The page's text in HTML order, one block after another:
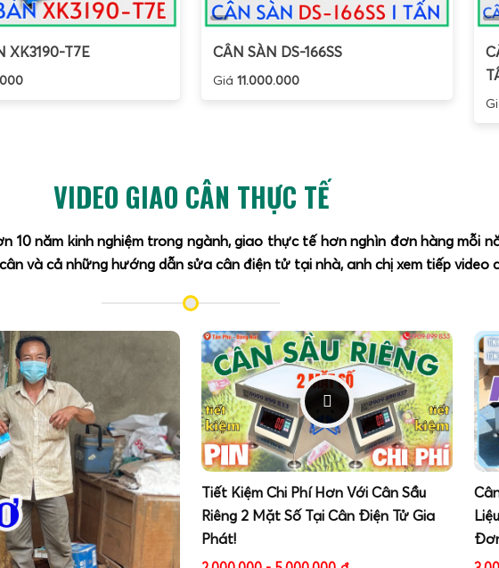
XK3190-T7E CÂN SÀN DS-166SS
Giá 11.000.000
VIDEO GIAO CÂN THỰC TẾ
10 năm kinh nghiệm trong ngành, giao thực tế hơn nghìn đơn hàng mỗi
và cả những hướng dẫn sửa cân điện tử tại nhà, anh chị xem tiếp video
Tiết Kiệm Chi Phí Hơn Với Cân Sầu
Riêng 2 Mặt Số Tại Cân Điện Tử Gia
Phát!